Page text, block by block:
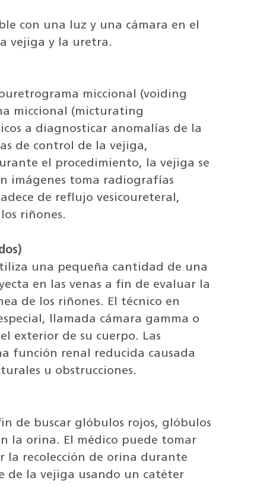
con una luz y una cámara en el
vejiga y la uretra.
miccional (voiding
miccional (micturating
a diagnosticar anomalías de la
de control de la vejiga,
el procedimiento, la vejiga se
imágenes toma radiografías
de reflujo vesicoureteral,
riñones.
una pequeña cantidad de una
en las venas a fin de evaluar la
de los riñones. El técnico en
llamada cámara gamma o
exterior de su cuerpo. Las
función renal reducida causada
u obstrucciones.
de buscar glóbulos rojos, glóbulos
la orina. El médico puede tomar
la recolección de orina durante
de la vejiga usando un catéter